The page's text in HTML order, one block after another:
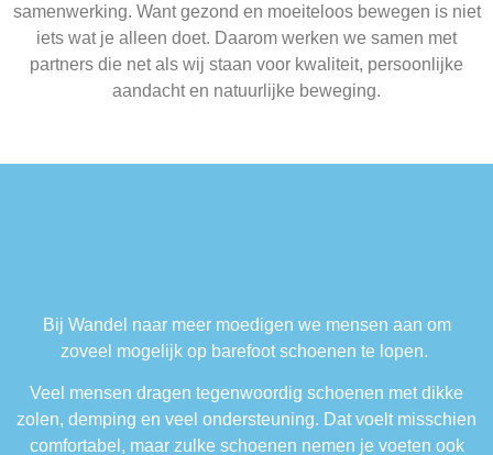
samenwerking. Want gezond en moeiteloos bewegen is niet
iets wat je alleen doet. Daarom werken we samen met
partners die net als wij staan voor kwaliteit, persoonlijke
aandacht en natuurlijke beweging.
Bij Wandel naar meer moedigen we mensen aan om
zoveel mogelijk op barefoot schoenen te lopen.
Veel mensen dragen tegenwoordig schoenen met dikke
zolen, demping en veel ondersteuning. Dat voelt misschien
comfortabel, maar zulke schoenen nemen je voeten ook